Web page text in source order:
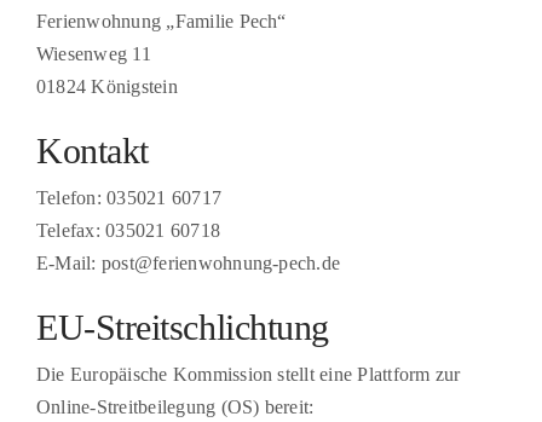
Ferienwohnung „Familie Pech“
Wiesenweg 11
01824 Königstein
Kontakt
Telefon: 035021 60717
Telefax: 035021 60718
E-Mail: post@ferienwohnung-pech.de
EU-Streitschlichtung
Die Europäische Kommission stellt eine Plattform zur
Online-Streitbeilegung (OS) bereit: